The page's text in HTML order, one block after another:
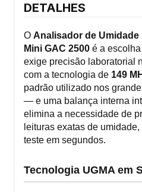
DETALHES
O Analisador de
Mini GAC 2500 é a
exige precisão laboratorial
com a tecnologia de 149
padrão utilizado nos
— e uma balança interna
elimina a necessidade de
leituras exatas de
teste em segundos.
Tecnologia UGMA em